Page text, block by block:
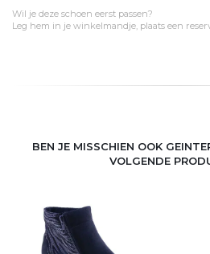
Wil je deze schoen eerst passen?
Leg hem in je winkelmandje, plaats een
BEN JE MISSCHIEN OOK
VOLGENDE